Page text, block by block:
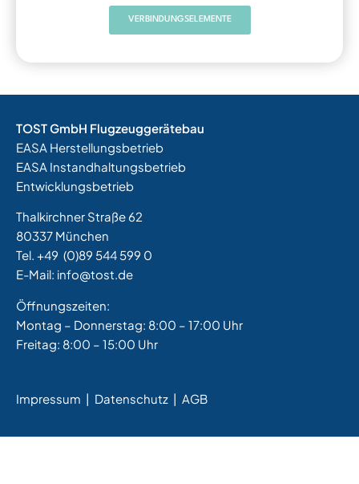
VERBINDUNGSELEMENTE
TOST GmbH Flugzeuggerätebau
EASA Herstellungsbetrieb
EASA Instandhaltungsbetrieb
Entwicklungsbetrieb
Thalkirchner Straße 62
80337 München
Tel. +49 (0)89 544 599 0
E-Mail: info@tost.de
Öffnungszeiten:
Montag – Donnerstag: 8:00 – 17:00 Uhr
Freitag: 8:00 – 15:00 Uhr
Impressum | Datenschutz | AGB